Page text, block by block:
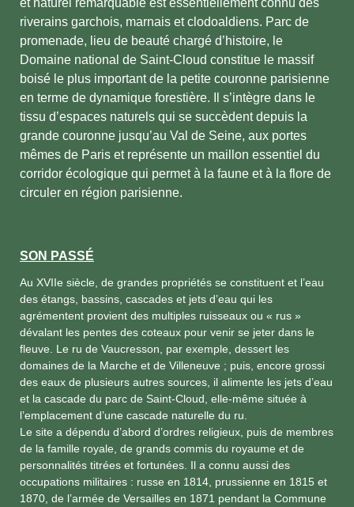
et naturel remarquable est essentiellement connu des
riverains garchois, marnais et clodoaldiens. Parc de
promenade, lieu de beauté chargé d’histoire, le
Domaine national de Saint-Cloud constitue le massif
boisé le plus important de la petite couronne parisienne
en terme de dynamique forestière. Il s’intègre dans le
tissu d’espaces naturels qui se succèdent depuis la
grande couronne jusqu’au Val de Seine, aux portes
mêmes de Paris et représente un maillon essentiel du
corridor écologique qui permet à la faune et à la flore de
circuler en région parisienne.
SON PASSÉ
Au XVIIe siècle, de grandes propriétés se constituent et l’eau
des étangs, bassins, cascades et jets d’eau qui les
agrémentent provient des multiples ruisseaux ou « rus »
dévalant les pentes des coteaux pour venir se jeter dans le
fleuve. Le ru de Vaucresson, par exemple, dessert les
domaines de la Marche et de Villeneuve ; puis, encore grossi
des eaux de plusieurs autres sources, il alimente les jets d’eau
et la cascade du parc de Saint-Cloud, elle-même située à
l’emplacement d’une cascade naturelle du ru.
Le site a dépendu d’abord d’ordres religieux, puis de membres
de la famille royale, de grands commis du royaume et de
personnalités titrées et fortunées. Il a connu aussi des
occupations militaires : russe en 1814, prussienne en 1815 et
1870, de l’armée de Versailles en 1871 pendant la Commune